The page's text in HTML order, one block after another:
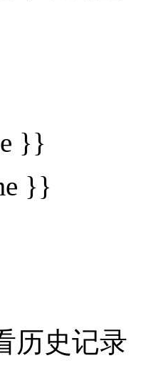
}}
}}
历史记录